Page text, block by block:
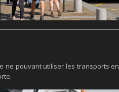
ne pouvant utiliser les transports en